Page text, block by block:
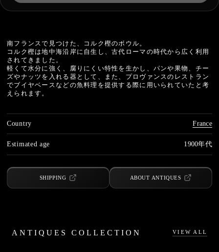
南フランスで見つけた、コルク樫のボウル。
コルク樫は地中海沿岸に自生し、古代ローマの時代から広く利用
されてきました。
軽くて水分に強く、腐りにくい特性を生かし、パンや果物、チー
ズやナッツを入れる器として、また、プロヴァンスのレストラン
でブイヤベースなどの魚料理を提供する際に用いられていたと考
えられます。
Country France
Estimated age 1900年代
SHIPPING ABOUT ANTIQUES
ANTIQUES COLLECTION VIEW ALL